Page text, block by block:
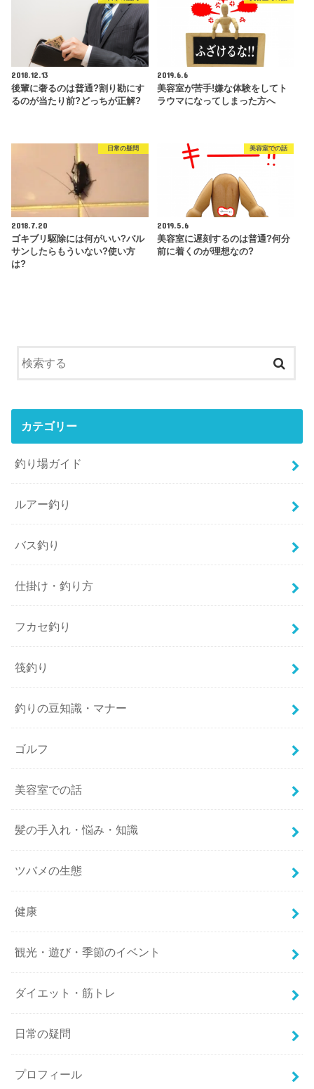
2018.12.13
後輩に奢るのは普通?割り勘にす
るのが当たり前?どっちが正解?
2019.6.6
美容室が苦手!嫌な体験をしてト
ラウマになってしまった方へ
日常の疑問
2018.7.20
ゴキブリ駆除には何がいい?バル
サンしたらもういない?使い方
は?
美容室での話
2019.5.6
美容室に遅刻するのは普通?何分
前に着くのが理想なの?
カテゴリー
釣り場ガイド
ルアー釣り
バス釣り
仕掛け・釣り方
フカセ釣り
筏釣り
釣りの豆知識・マナー
ゴルフ
美容室での話
髪の手入れ・悩み・知識
ツバメの生態
健康
観光・遊び・季節のイベント
ダイエット・筋トレ
日常の疑問
プロフィール